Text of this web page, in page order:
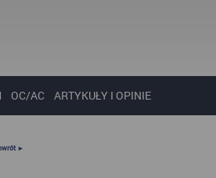
OC/AC ARTYKUŁY I OPINIE
►